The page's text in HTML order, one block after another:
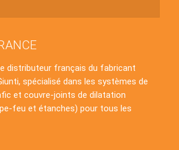
distributeur français du fabricant
spécialisé dans les systèmes de
et couvre-joints de dilatation
feu et étanches) pour tous les